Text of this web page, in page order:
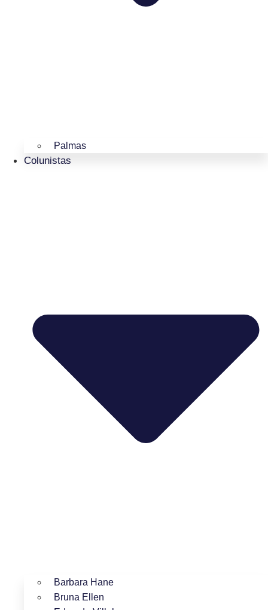
Palmas
Colunistas
Barbara Hane
Bruna Ellen